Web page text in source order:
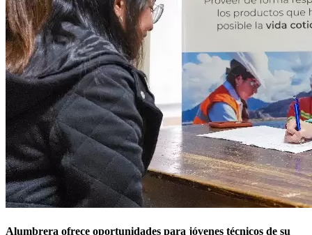
Alumbrera ofrece oportunidades para jóvenes técnicos de su